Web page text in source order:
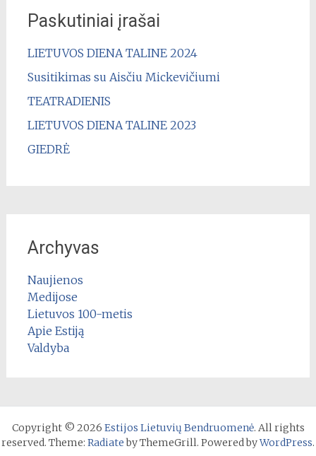
Paskutiniai įrašai
LIETUVOS DIENA TALINE 2024
Susitikimas su Aisčiu Mickevičiumi
TEATRADIENIS
LIETUVOS DIENA TALINE 2023
GIEDRĖ
Archyvas
Naujienos
Medijose
Lietuvos 100-metis
Apie Estiją
Valdyba
Copyright © 2026 Estijos Lietuvių Bendruomenė. All rights
reserved. Theme: Radiateby ThemeGrill. Powered byWordPress.